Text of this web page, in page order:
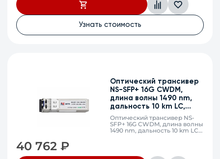
Узнать стоимость
Оптический трансивер
NS-SFP+ 16G CWDM,
длина волны 1490 nm,
дальность 10 km LC,
DDM
Оптический трансивер NS-
SFP+ 16G CWDM, длина волны
1490 nm, дальность 10 km LC,
40 762₽